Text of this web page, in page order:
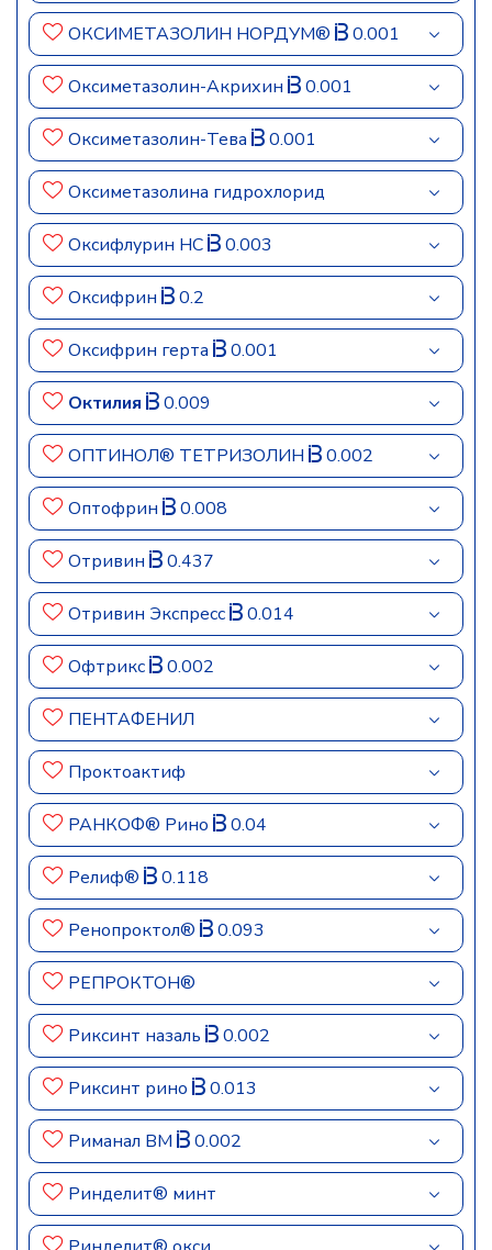
ОКСИМЕТАЗОЛИН НОРДУМ® 0.001
Оксиметазолин-Акрихин 0.001
Оксиметазолин-Тева 0.001
Оксиметазолина гидрохлорид
Оксифлурин НС 0.003
Оксифрин 0.2
Оксифрин герта 0.001
Октилия 0.009
ОПТИНОЛ® ТЕТРИЗОЛИН 0.002
Оптофрин 0.008
Отривин 0.437
Отривин Экспресс 0.014
Офтрикс 0.002
ПЕНТАФЕНИЛ
Проктоактиф
РАНКОФ® Рино 0.04
Релиф® 0.118
Ренопроктол® 0.093
РЕПРОКТОН®
Риксинт назаль 0.002
Риксинт рино 0.013
Риманал ВМ 0.002
Ринделит® минт